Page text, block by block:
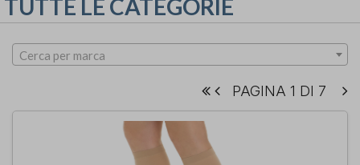
TUTTE LE CATEGORIE
Cerca per marca
PAGINA 1 DI 7